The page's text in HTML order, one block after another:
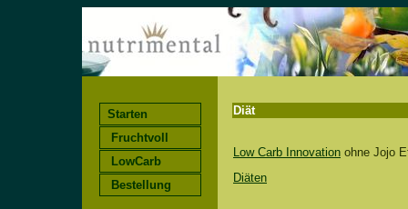
Starten
Fruchtvoll
LowCarb
Bestellung
Diät
Low Carb Innovation ohne Jojo
Diäten